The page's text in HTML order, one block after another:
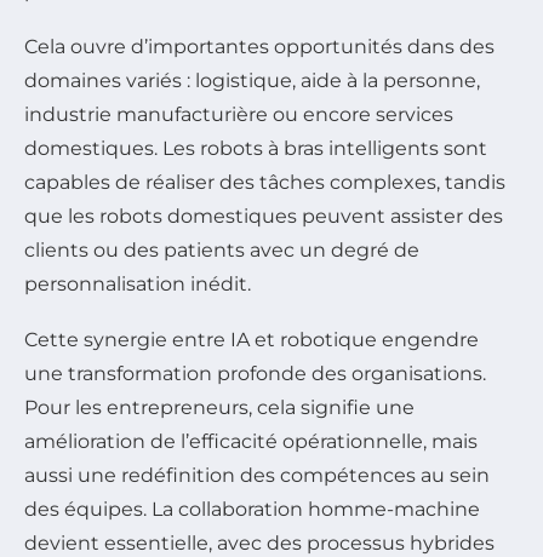
Cela ouvre d’importantes opportunités dans des
domaines variés : logistique, aide à la personne,
industrie manufacturière ou encore services
domestiques. Les robots à bras intelligents sont
capables de réaliser des tâches complexes, tandis
que les robots domestiques peuvent assister des
clients ou des patients avec un degré de
personnalisation inédit.
Cette synergie entre IA et robotique engendre
une transformation profonde des organisations.
Pour les entrepreneurs, cela signifie une
amélioration de l’efficacité opérationnelle, mais
aussi une redéfinition des compétences au sein
des équipes. La collaboration homme-machine
devient essentielle, avec des processus hybrides